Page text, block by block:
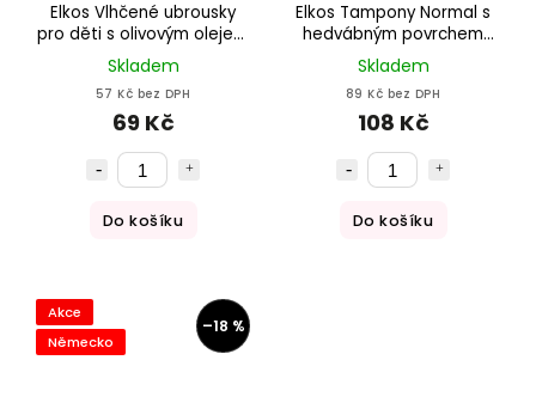
Elkos Vlhčené ubrousky
pro děti s olivovým olejem
a aloe vera Sensitiv 2 x
80ks, 160 ks
Skladem
57 Kč bez DPH
69 Kč
Do košíku
Elkos Tampony Normal s
hedvábným povrchem
80ks
Skladem
89 Kč bez DPH
108 Kč
Do košíku
Akce
Německo
–18 %